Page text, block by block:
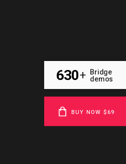
630+
Bridge
demos
BUY NOW $69